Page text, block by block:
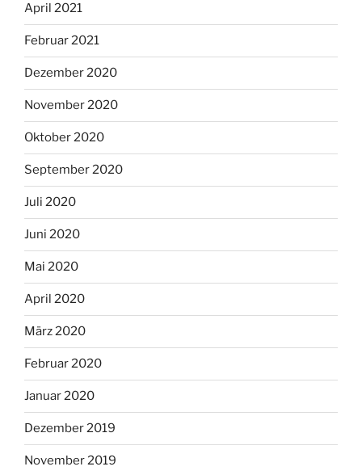
April 2021
Februar 2021
Dezember 2020
November 2020
Oktober 2020
September 2020
Juli 2020
Juni 2020
Mai 2020
April 2020
März 2020
Februar 2020
Januar 2020
Dezember 2019
November 2019